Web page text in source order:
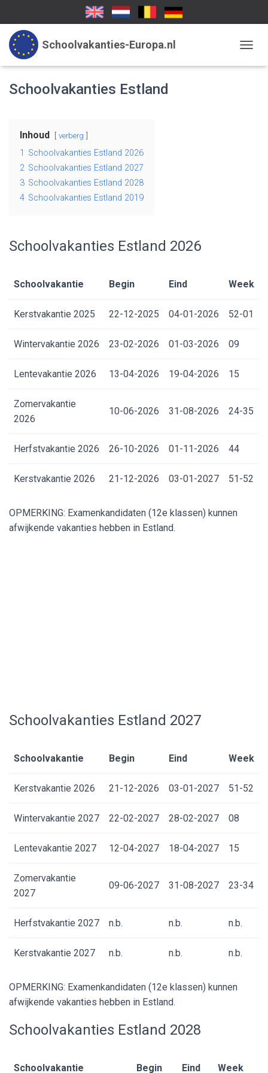
Schoolvakanties-Europa.nl
Schoolvakanties Estland
Inhoud verberg
1
Schoolvakanties Estland 2026
2 Schoolvakanties Estland 2027
3 Schoolvakanties Estland 2028
4 Schoolvakanties Estland 2019
Schoolvakanties Estland 2026
Schoolvakantie Begin Eind Week
Kerstvakantie 2025 22-12-2025 04-01-2026 52-01
Wintervakantie 2026 23-02-2026 01-03-2026 09
Lentevakantie 2026 13-04-2026 19-04-2026 15
Zomervakantie
2026
10-06-2026 31-08-2026 24-35
Herfstvakantie 2026 26-10-2026 01-11-2026 44
Kerstvakantie 2026 21-12-2026 03-01-2027 51-52
OPMERKING: Examenkandidaten (12e klassen) kunnen
afwijkende vakanties hebben in Estland.
Schoolvakanties Estland 2027
Schoolvakantie Begin Eind Week
Kerstvakantie 2026 21-12-2026 03-01-2027 51-52
Wintervakantie 2027 22-02-2027 28-02-2027 08
Lentevakantie 2027 12-04-2027 18-04-2027 15
Zomervakantie
2027
09-06-2027 31-08-2027 23-34
Herfstvakantie 2027 n.b. n.b. n.b.
Kerstvakantie 2027 n.b. n.b. n.b.
OPMERKING: Examenkandidaten (12e klassen) kunnen
afwijkende vakanties hebben in Estland.
Schoolvakanties Estland 2028
Schoolvakantie Begin Eind Week